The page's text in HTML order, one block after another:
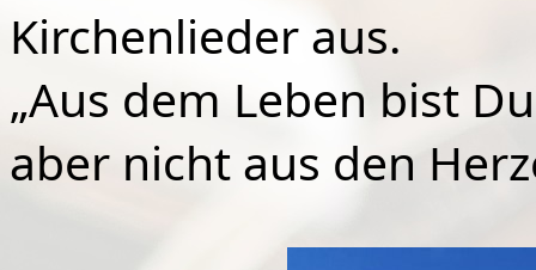
Kirchenlieder aus.
„Aus dem Leben bist
aber nicht aus den